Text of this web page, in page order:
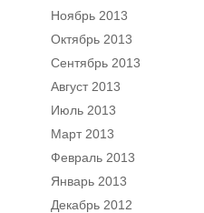
Ноябрь 2013
Октябрь 2013
Сентябрь 2013
Август 2013
Июль 2013
Март 2013
Февраль 2013
Январь 2013
Декабрь 2012